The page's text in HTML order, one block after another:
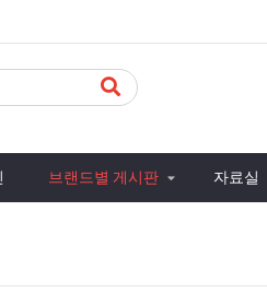
브랜드별 게시판 자료실